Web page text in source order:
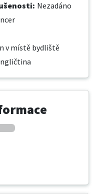
: Nezadáno
v místě bydliště